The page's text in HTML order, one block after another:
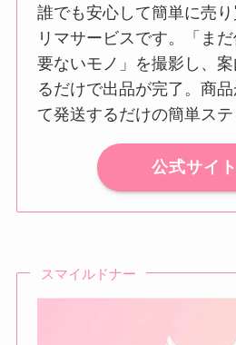
誰でも安心して簡単に売
リマサービスです。「ま
要ないモノ」を撮影し、
るだけで出品が完了。商
て発送するだけの簡単ステ
公式サイ
スマイルドナー